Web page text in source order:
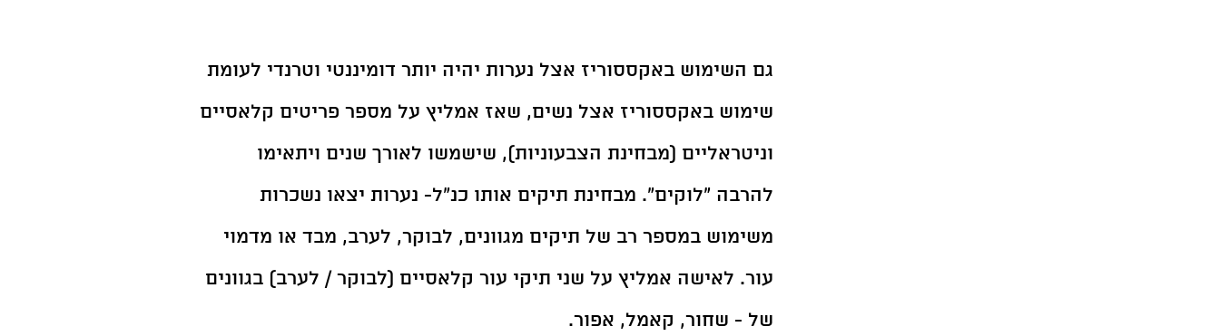
גם השימוש באקססוריז אצל נערות יהיה יותר דומיננטי וטרנדי לעומת
שימוש באקססוריז אצל נשים, שאז אמליץ על מספר פריטים קלאסיים
וניטראליים (מבחינת הצבעוניות), שישמשו לאורך שנים ויתאימו
להרבה "לוקים". מבחינת תיקים אותו כנ"ל- נערות יצאו נשכרות
משימוש במספר רב של תיקים מגוונים, לבוקר, לערב, מבד או מדמוי
עור. לאישה אמליץ על שני תיקי עור קלאסיים (לבוקר / לערב) בגוונים
של - שחור, קאמל, אפור.